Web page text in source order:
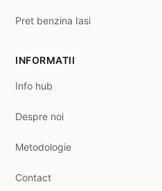
Pret benzina Iasi
INFORMATII
Info hub
Despre noi
Metodologie
Contact